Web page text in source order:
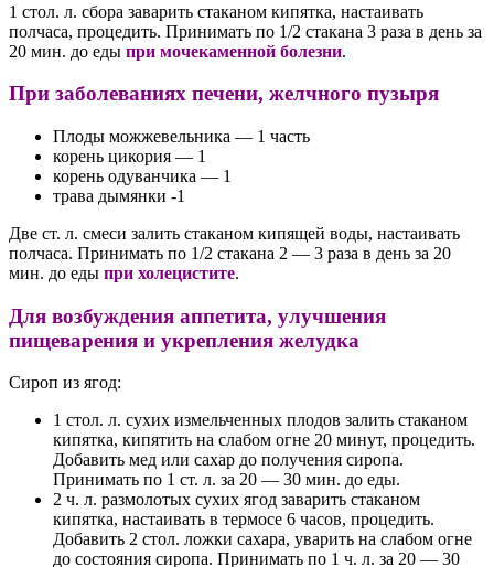
1 стол. л. сбора заварить стаканом кипятка, настаивать
полчаса, процедить. Принимать по 1/2 стакана 3 раза в день за
20 мин. до еды при мочекаменной болезни.
При заболеваниях печени, желчного пузыря
Плоды можжевельника — 1 часть
корень цикория — 1
корень одуванчика — 1
трава дымянки -1
Две ст. л. смеси залить стаканом кипящей воды, настаивать
полчаса. Принимать по 1/2 стакана 2 — 3 раза в день за 20
мин. до еды при холецистите.
Для возбуждения аппетита, улучшения
пищеварения и укрепления желудка
Сироп из ягод:
1 стол. л. сухих измельченных плодов залить стаканом
кипятка, кипятить на слабом огне 20 минут, процедить.
Добавить мед или сахар до получения сиропа.
Принимать по 1 ст. л. за 20 — 30 мин. до еды.
2 ч. л. размолотых сухих ягод заварить стаканом
кипятка, настаивать в термосе 6 часов, процедить.
Добавить 2 стол. ложки сахара, уварить на слабом огне
до состояния сиропа. Принимать по 1 ч. л. за 20 — 30